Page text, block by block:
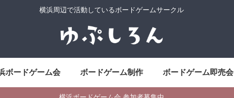
横浜周辺で活動しているボードゲームサークル
ボードゲーム会 ボードゲーム制作 ボードゲーム即売会